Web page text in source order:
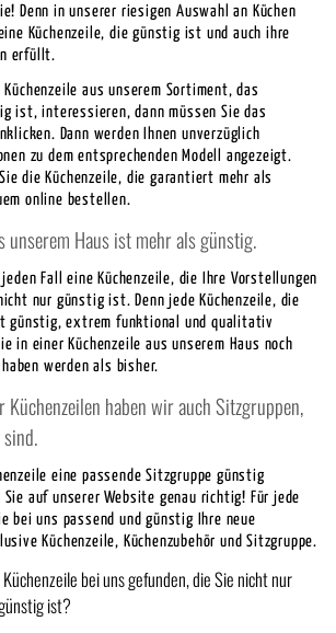
Denn in unserer riesigen Auswahl an Küchen
Küchenzeile, die günstig ist und auch ihre
erfüllt.
aus unserem Sortiment, das
ist, interessieren, dann müssen Sie das
Dann werden Ihnen unverzüglich
zu dem entsprechenden Modell angezeigt.
die Küchenzeile, die garantiert mehr als
online bestellen.
unserem Haus ist mehr als günstig.
Fall eine Küchenzeile, die Ihre Vorstellungen
nur günstig ist. Denn jede Küchenzeile, die
günstig, extrem funktional und qualitativ
in einer Küchenzeile aus unserem Haus noch
werden als bisher.
Küchenzeilen haben wir auch Sitzgruppen,
eine passende Sitzgruppe günstig
auf unserer Website genau richtig! Für jede
bei uns passend und günstig Ihre neue
Küchenzeile, Küchenzubehör und Sitzgruppe.
bei uns gefunden, die Sie nicht nur
ist?